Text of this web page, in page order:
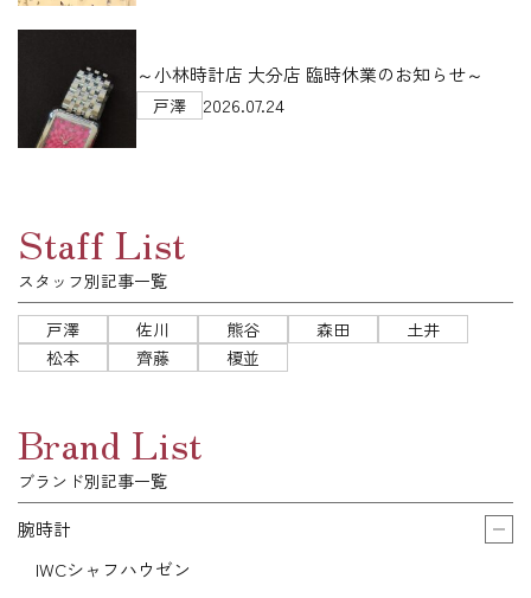
～小林時計店 大分店 臨時休業のお知らせ～
戸澤 2026.07.24
Staff List
スタッフ別記事一覧
戸澤 佐川 熊谷 森田
土井
松本
齊藤 榎並
Brand List
ブランド別記事一覧
腕時計
IWCシャフハウゼン